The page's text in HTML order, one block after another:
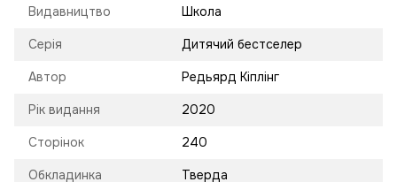
Видавництво Школа
Серія Дитячий бестселер
Автор Редьярд Кіплінг
Рік видання 2020
Сторінок 240
Обкладинка Тверда